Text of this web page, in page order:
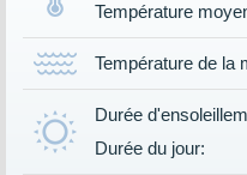
Température
Température de la
Durée
Durée du jour: